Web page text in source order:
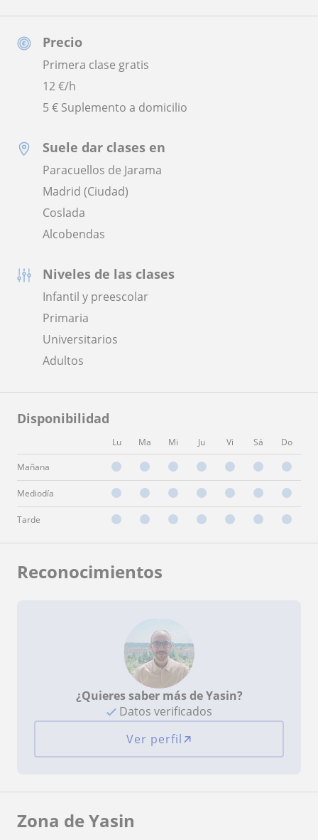
Precio
Primera clase gratis
12€/h
5 € Suplemento a domicilio
Suele dar clases en
Paracuellos de Jarama
Madrid (Ciudad)
Coslada
Alcobendas
Niveles de las clases
Infantil y preescolar
Primaria
Universitarios
Adultos
Disponibilidad
Lu Ma Mi Ju Vi Sá Do
Mañana
Mediodía
Tarde
Reconocimientos
¿Quieres saber más de Yasin?
Datos verificados
Ver perfil
Zona de Yasin